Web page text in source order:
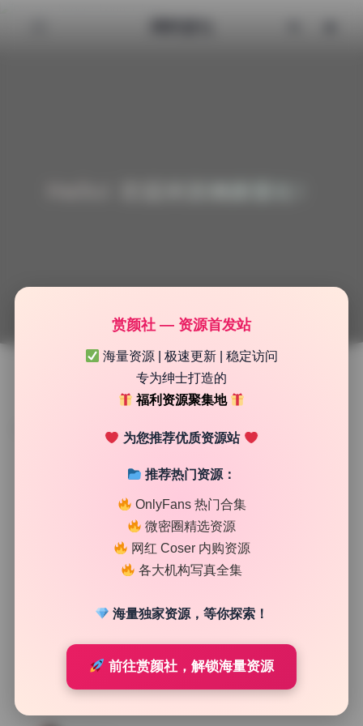
制服写真集
黑猫的窝cocoyoutoo写真合集16套无水印原图打包下载
赏颜社 — 资源首发站
海量资源 | 极速更新 | 稳定访问
专为绅士打造的
福利资源聚集地
为您推荐优质资源站
推荐热门资源：
OnlyFans 热门合集
微密圈精选资源
网红 Coser 内购资源
各大机构写真全集
海量独家资源，等你探索！
前往赏颜社，解锁海量资源